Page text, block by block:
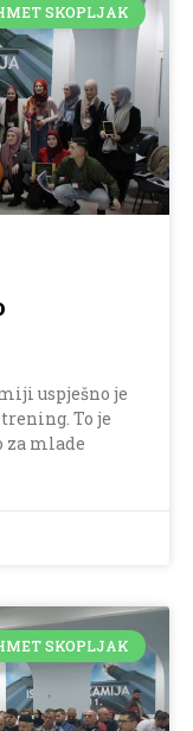
SKOPLJAK
uspješno je
To je
za mlade
SKOPLJAK